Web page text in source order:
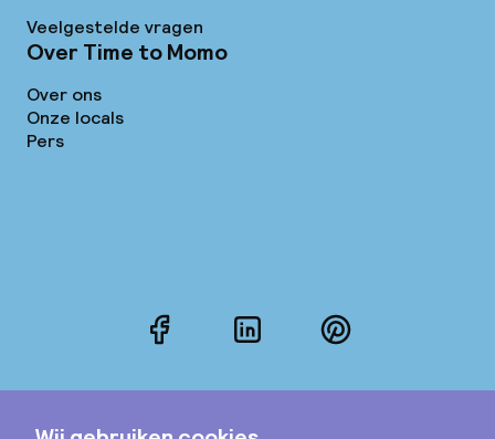
Veelgestelde vragen
Over Time to Momo
Over ons
Onze locals
Pers
FacebookLinkedInPinterest
Instagram